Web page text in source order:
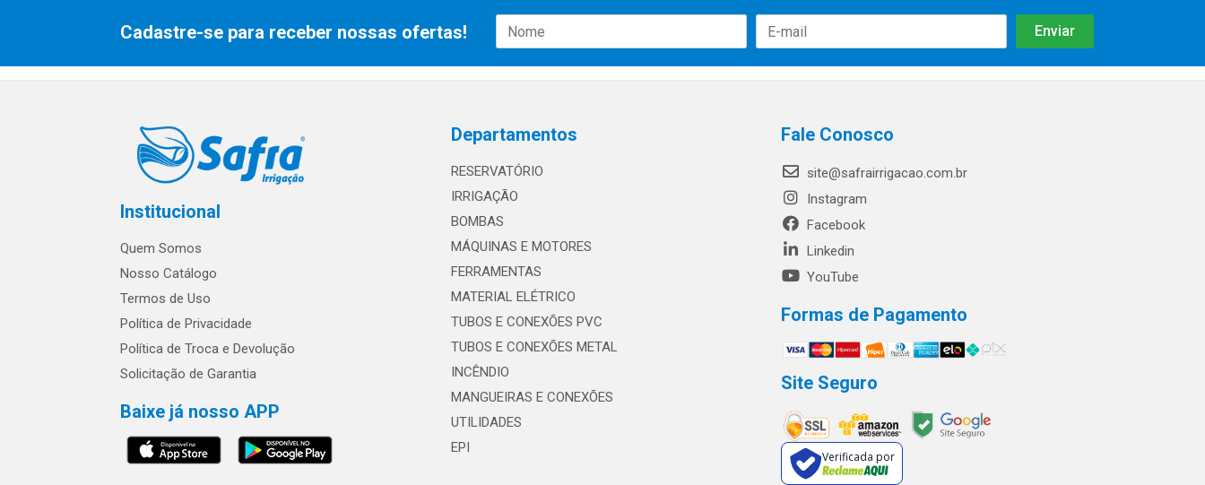
Cadastre-se para receber nossas ofertas!
Institucional
Quem Somos
Nosso Catálogo
Termos de Uso
Política de Privacidade
Política de Troca e Devolução
Solicitação de Garantia
Baixe já nosso APP
Departamentos
RESERVATÓRIO
IRRIGAÇÃO
BOMBAS
MÁQUINAS E MOTORES
FERRAMENTAS
MATERIAL ELÉTRICO
TUBOS E CONEXÕES PVC
TUBOS E CONEXÕES METAL
INCÊNDIO
MANGUEIRAS E CONEXÕES
UTILIDADES
EPI
Fale Conosco
site@safrairrigacao.com.br
Instagram
Facebook
Linkedin
YouTube
Formas de Pagamento
Site Seguro
Verificada por